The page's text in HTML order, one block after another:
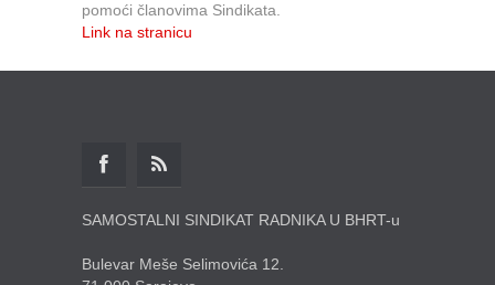
pomoći članovima Sindikata.
Link na stranicu
SAMOSTALNI SINDIKAT RADNIKA U BHRT-u
Bulevar Meše Selimovića 12.